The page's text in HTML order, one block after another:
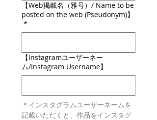
【Web掲載名（雅号）/ Name to be
posted on the web (Pseudonym)】
*
【Instagramユーザーネー
ム/Instagram Username】
＊インスタグラムユーザーネームを
記載いただくと、作品をインスタグ